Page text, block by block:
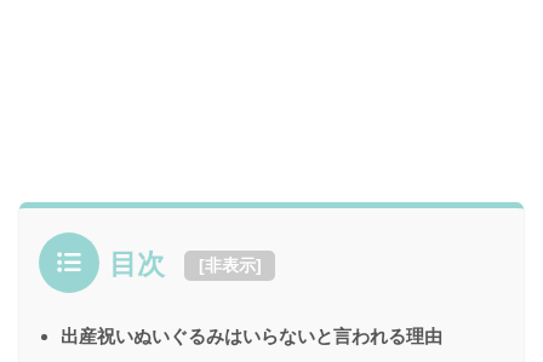
目次 [非表示]
出産祝いぬいぐるみはいらないと言われる理由